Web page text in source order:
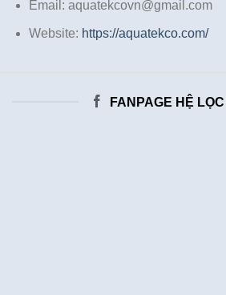
Email: aquatekcovn@gmail.com
Website: https://aquatekco.com/
FANPAGE HỆ